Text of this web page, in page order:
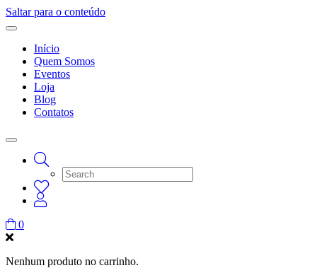
Saltar para o conteúdo
Início
Quem Somos
Eventos
Loja
Blog
Contatos
0
Nenhum produto no carrinho.